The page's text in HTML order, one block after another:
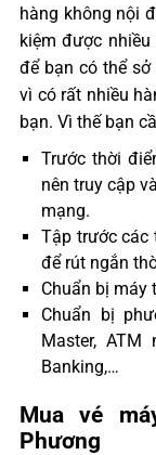
hàng không nội
kiệm được
để bạn có thể
vì có rất nhiều
bạn. Vì thế bạn
Trước thời
nên truy cập
mạng.
Tập trước các
để rút ngắn
Chuẩn bị máy
Chuẩn bị
Master,
Banking,…
Mua vé
Phương